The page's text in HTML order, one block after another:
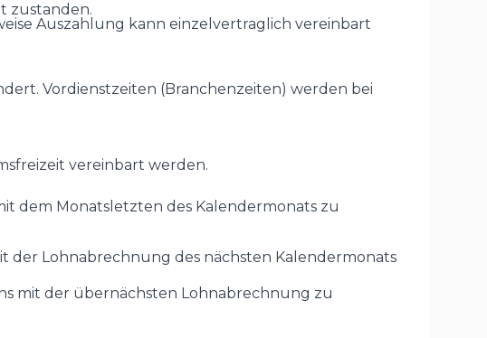
zustanden.
Auszahlung kann einzelvertraglich vereinbart
Vordienstzeiten (Branchenzeiten) werden bei
vereinbart werden.
dem Monatsletzten des Kalendermonats zu
der Lohnabrechnung des nächsten Kalendermonats
mit der übernächsten Lohnabrechnung zu